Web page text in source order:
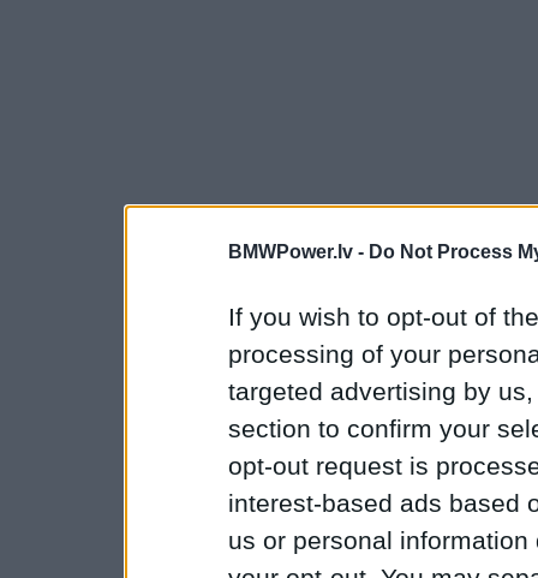
BMWPower.lv - Do Not Process
If you wish to opt-out of
processing of your
targeted advertising by
section to confirm your
opt-out request is
interest-based ads based
us or personal